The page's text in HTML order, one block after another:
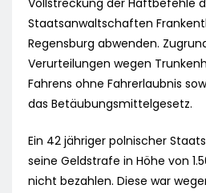
Vollstreckung der Haftbefehle
Staatsanwaltschaften
Regensburg abwenden.
Verurteilungen wegen
Fahrens ohne Fahrerlaubnis
das Betäubungsmittelgesetz.
Ein 42 jähriger polnischer
seine Geldstrafe in Höhe von
nicht bezahlen. Diese war